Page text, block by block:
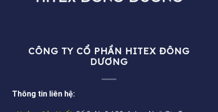
CÔNG TY CỔ PHẦN HITEX ĐÔNG
DƯƠNG
Thông tin liên hệ: